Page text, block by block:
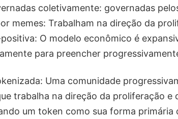
coletivamente: governadas
memes: Trabalham na direção da
O modelo econômico é
para preencher
Uma comunidade
trabalha na direção da proliferação e
um token como sua forma primária